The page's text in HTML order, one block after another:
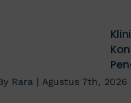
Rara | Agustus 7th, 2026